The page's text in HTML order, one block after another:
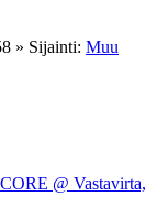
» Sijainti: Muu
@ Vastavirta,